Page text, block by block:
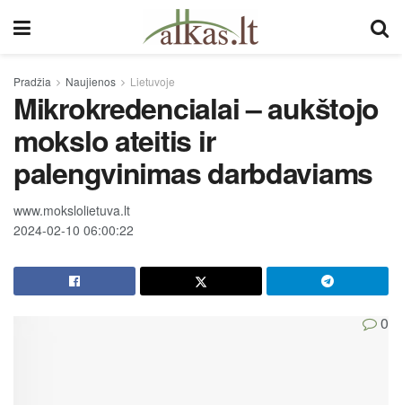
Pradžia Naujienos Lietuvoje
Mikrokredencialai – aukštojo
mokslo ateitis ir
palengvinimas darbdaviams
www.mokslolietuva.lt
2024-02-10 06:00:22
0